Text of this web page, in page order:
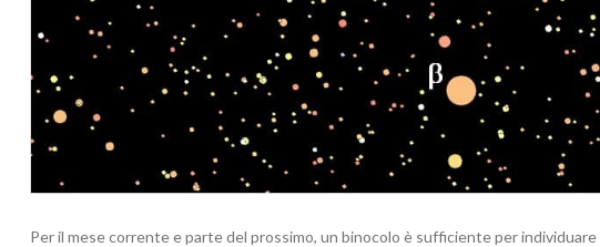
Per il mese corrente e parte del prossimo, un binocolo è sufficiente per